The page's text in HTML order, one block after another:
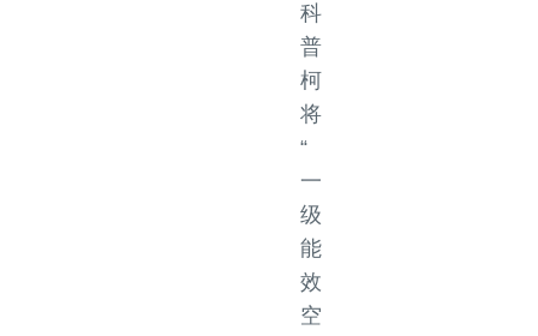
科
普
柯
将
“
一
级
能
效
空